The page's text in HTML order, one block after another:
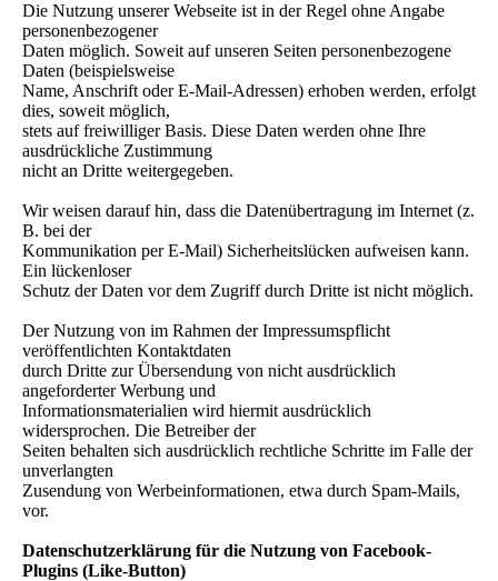
Die Nutzung unserer Webseite ist in der Regel ohne Angabe
personenbezogener
Daten möglich. Soweit auf unseren Seiten personenbezogene
Daten (beispielsweise
Name, Anschrift oder E-Mail-Adressen) erhoben werden, erfolgt
dies, soweit möglich,
stets auf freiwilliger Basis. Diese Daten werden ohne Ihre
ausdrückliche Zustimmung
nicht an Dritte weitergegeben.
Wir weisen darauf hin, dass die Datenübertragung im Internet (z.
B. bei der
Kommunikation per E-Mail) Sicherheitslücken aufweisen kann.
Ein lückenloser
Schutz der Daten vor dem Zugriff durch Dritte ist nicht möglich.
Der Nutzung von im Rahmen der Impressumspflicht
veröffentlichten Kontaktdaten
durch Dritte zur Übersendung von nicht ausdrücklich
angeforderter Werbung und
Informationsmaterialien wird hiermit ausdrücklich
widersprochen. Die Betreiber der
Seiten behalten sich ausdrücklich rechtliche Schritte im Falle der
unverlangten
Zusendung von Werbeinformationen, etwa durch Spam-Mails,
vor.
Datenschutzerklärung für die Nutzung von Facebook-
Plugins (Like-Button)